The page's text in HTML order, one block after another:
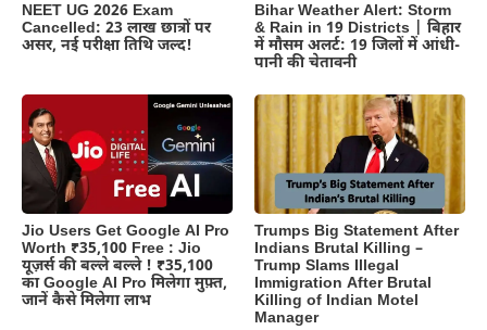
NEET UG 2026 Exam
Cancelled: 23 लाख छात्रों पर
असर, नई परीक्षा तिथि जल्द!
Bihar Weather Alert: Storm
& Rain in 19 Districts | बिहार
में मौसम अलर्ट: 19 जिलों में आंधी-
पानी की चेतावनी
Jio Users Get Google AI Pro
Worth ₹35,100 Free : Jio
यूज़र्स की बल्ले बल्ले ! ₹35,100
का Google AI Pro मिलेगा मुफ़्त,
जानें कैसे मिलेगा लाभ
Trumps Big Statement After
Indians Brutal Killing –
Trump Slams Illegal
Immigration After Brutal
Killing of Indian Motel
Manager